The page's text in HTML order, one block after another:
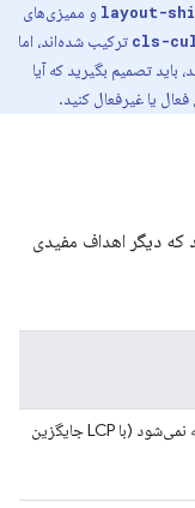
layout- و ممیزی‌های
cls- ترکیب شده‌اند، اما
باید تصمیم بگیرید که آیا
یا غیرفعال کنید.
دیگر اهداف مفیدی
سنجه قدیمی‌تر که دیگر توصیه نمی‌شود (با LCP جایگزین